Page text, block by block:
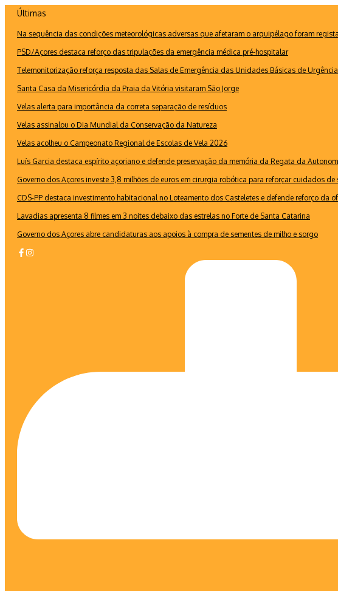
conteúdo
Últimas
Na sequência das condições meteorológicas adversas que afetaram o arquipélago foram
PSD/Açores destaca reforço das tripulações da emergência médica pré-hospitalar
Telemonitorização reforça resposta das Salas de Emergência das Unidades Básicas de
Santa Casa da Misericórdia da Praia da Vitória visitaram São Jorge
Velas alerta para importância da correta separação de resíduos
Velas assinalou o Dia Mundial da Conservação da Natureza
Velas acolheu o Campeonato Regional de Escolas de Vela 2026
Luís Garcia destaca espírito açoriano e defende preservação da memória da Regata da
Governo dos Açores investe 3,8 milhões de euros em cirurgia robótica para reforçar cuidados de
CDS-PP destaca investimento habitacional no Loteamento dos Casteletes e defende reforço da
Lavadias apresenta 8 filmes em 3 noites debaixo das estrelas no Forte de Santa Catarina
Governo dos Açores abre candidaturas aos apoios à compra de sementes de milho e sorgo